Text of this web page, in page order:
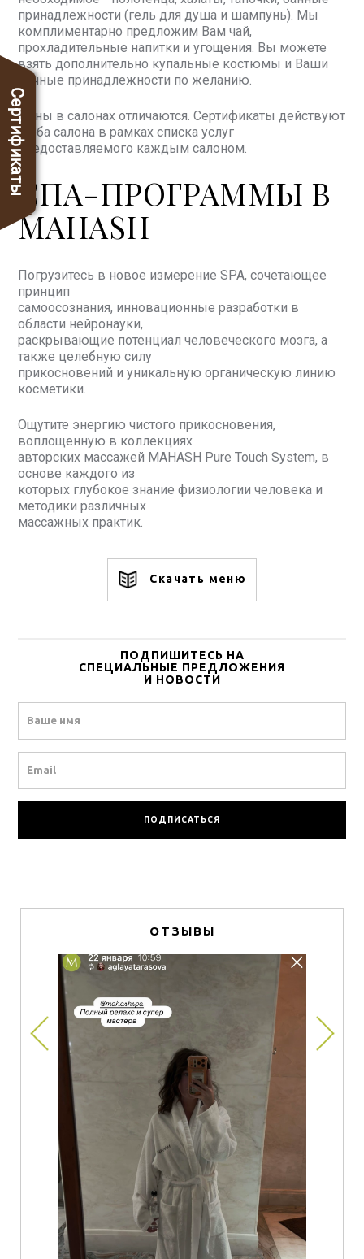
принадлежности (гель для душа и шампунь). Мы
комплиментарно предложим Вам чай,
прохладительные напитки и угощения. Вы можете
взять дополнительно купальные костюмы и Ваши
личные принадлежности по желанию.
Цены в салонах отличаются. Сертификаты действуют
в оба салона в рамках списка услуг
предоставляемого каждым салоном.
СПА-ПРОГРАММЫ В
MAHASH
Погрузитесь в новое измерение SPA, сочетающее
принцип
самоосознания, инновационные разработки в
области нейронауки,
раскрывающие потенциал человеческого мозга, а
также целебную силу
прикосновений и уникальную органическую линию
косметики.
Ощутите энергию чистого прикосновения,
воплощенную в коллекциях
авторских массажей MAHASH Pure Touch System, в
основе каждого из
которых глубокое знание физиологии человека и
методики различных
массажных практик.
Скачать меню
ПОДПИШИТЕСЬ НА
СПЕЦИАЛЬНЫЕ ПРЕДЛОЖЕНИЯ
И НОВОСТИ
ОТЗЫВЫ
Сертификаты